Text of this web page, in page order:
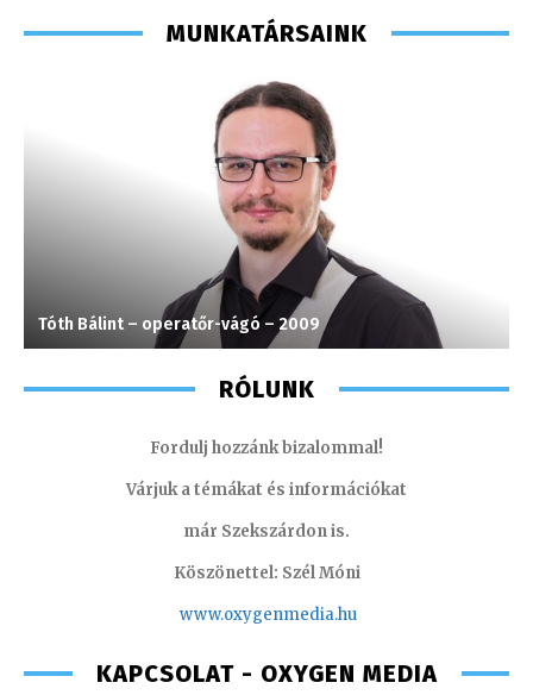
MUNKATÁRSAINK
Tóth Bálint – operatőr-vágó – 2009
RÓLUNK
Fordulj hozzánk bizalommal!
Várjuk a témákat és információkat
már Szekszárdon is.
Köszönettel: Szél Móni
www.oxygenmedia.hu
KAPCSOLAT - OXYGEN MEDIA